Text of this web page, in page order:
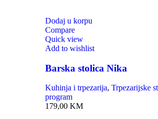
Dodaj u korpu
Compare
Quick view
Add to wishlist
Barska stolica Nika
Kuhinja i trpezarija, Trpezarijske
program
179,00 KM